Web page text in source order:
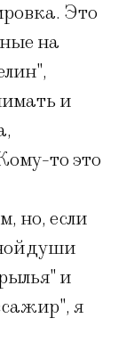
Это
на
и
то это
но, если
души
и
я